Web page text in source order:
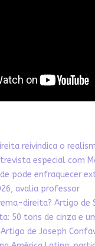
reivindica o
especial com
pode enfraquecer
avalia professor
direita? Artigo de
50 tons de cinza e
de Joseph